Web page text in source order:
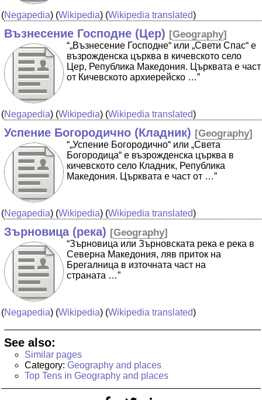
(Negapedia) (Wikipedia) (Wikipedia translated)
Възнесение Господне (Цер) [Geography]
“„Възнесение Господне“ или „Свети Спас“ е
възрожденска църква в кичевското село
Цер, Република Македония. Църквата е част
от Кичевското архиерейско …”
(Negapedia) (Wikipedia) (Wikipedia translated)
Успение Богородично (Кладник) [Geography]
“„Успение Богородично“ или „Света
Богородица“ е възрожденска църква в
кичевското село Кладник, Република
Македония. Църквата е част от …”
(Negapedia) (Wikipedia) (Wikipedia translated)
Зърновица (река) [Geography]
“Зърновица или Зърновската река е река в
Северна Македония, ляв приток на
Брегалница в източната част на
страната …”
(Negapedia) (Wikipedia) (Wikipedia translated)
See also:
Similar pages
Category: Geography and places
Top Tens in Geography and places